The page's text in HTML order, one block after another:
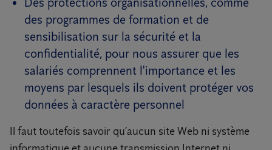
des programmes de formation et de
sensibilisation sur la sécurité et la
confidentialité, pour nous assurer que les
salariés comprennent l'importance et les
moyens par lesquels ils doivent protéger vos
données à caractère personnel
Il faut toutefois savoir qu’aucun site Web ni système